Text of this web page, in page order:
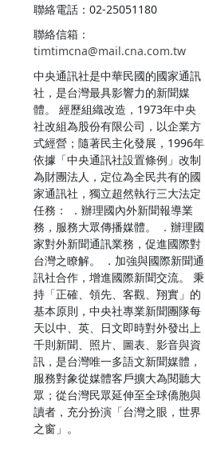
聯絡電話：02-25051180
聯絡信箱：
timtimcna@mail.cna.com.tw
中央通訊社是中華民國的國家通訊
社，是台灣最具影響力的新聞媒
體。 經歷組織改造，1973年中央
社改組為股份有限公司，以企業方
式經營；隨著民主化發展，1996年
依據「中央通訊社設置條例」改制
為財團法人，定位為全民共有的國
家通訊社，獨立超然執行三大法定
任務： ．辦理國內外新聞報導業
務，服務大眾傳播媒體。 ．辦理國
家對外新聞通訊業務，促進國際對
台灣之瞭解。 ．加強與國際新聞通
訊社合作，增進國際新聞交流。 秉
持「正確、領先、客觀、翔實」的
基本原則，中央社專業新聞團隊每
天以中、英、日文即時對外發出上
千則新聞、照片、圖表、影音與資
訊，是台灣唯一多語文新聞媒體，
服務對象從媒體客戶擴大為閱聽大
眾；從台灣民眾延伸至全球僑胞與
讀者，充分扮演「台灣之眼，世界
之窗」。